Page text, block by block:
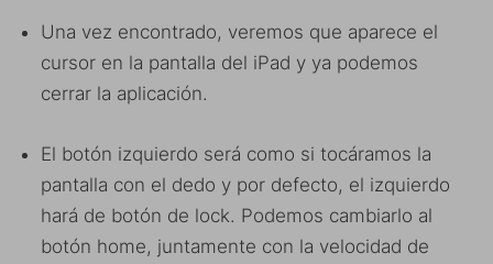
Una vez encontrado, veremos que aparece el
cursor en la pantalla del iPad y ya podemos
cerrar la aplicación.
El botón izquierdo será como si tocáramos la
pantalla con el dedo y por defecto, el izquierdo
hará de botón de lock. Podemos cambiarlo al
botón home, juntamente con la velocidad de